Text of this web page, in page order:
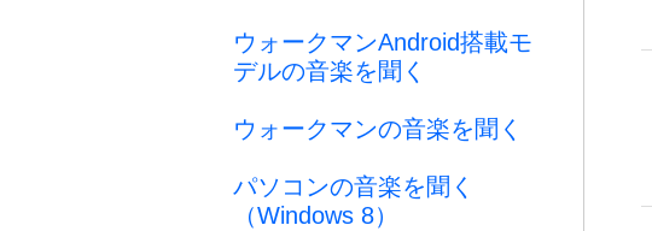
ウォークマンAndroid搭載モ
デルの音楽を聞く
ウォークマンの音楽を聞く
パソコンの音楽を聞く
（Windows 8）